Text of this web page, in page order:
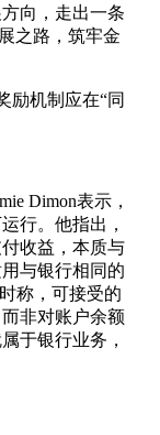
向，走出一条
之路，筑牢金
励机制应在“同
Dimon表示，
行。他指出，
收益，本质与
与银行相同的
称，可接受的
非对账户余额
于银行业务，